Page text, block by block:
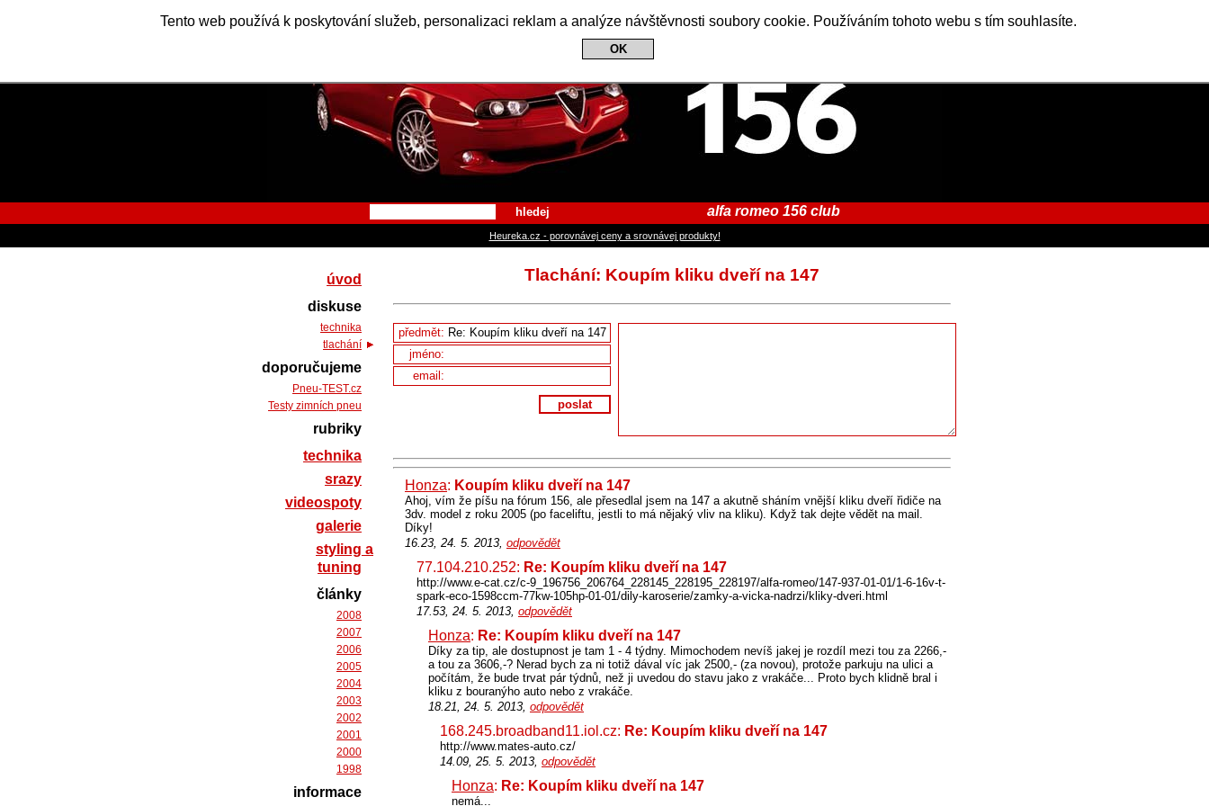
Tento web používá k poskytování služeb, personalizaci reklam a analýze návštěvnosti soubory cookie. Používáním tohoto webu s tím souhlasíte.
OK
Alfa Romeo 156 Club
hledej alfa romeo 156 club
Heureka.cz - porovnávej ceny a srovnávej produkty!
Tlachání: Koupím kliku dveří na 147
předmět:
jméno:
email:
poslat
Honza: Koupím kliku dveří na 147
Ahoj, vím že píšu na fórum 156, ale přesedlal jsem na 147 a akutně sháním vnější kliku dveří řidiče na
3dv. model z roku 2005 (po faceliftu, jestli to má nějaký vliv na kliku). Když tak dejte vědět na mail.
Díky!
16.23, 24. 5. 2013, odpovědět
77.104.210.252: Re: Koupím kliku dveří na 147
http://www.e-cat.cz/c-9_196756_206764_228145_228195_228197/alfa-romeo/147-937-01-01/1-6-16v-t-
spark-eco-1598ccm-77kw-105hp-01-01/dily-karoserie/zamky-a-vicka-nadrzi/kliky-dveri.html
17.53, 24. 5. 2013, odpovědět
Honza: Re: Koupím kliku dveří na 147
Díky za tip, ale dostupnost je tam 1 - 4 týdny. Mimochodem nevíš jakej je rozdíl mezi tou za 2266,-
a tou za 3606,-? Nerad bych za ni totiž dával víc jak 2500,- (za novou), protože parkuju na ulici a
počítám, že bude trvat pár týdnů, než ji uvedou do stavu jako z vrakáče... Proto bych klidně bral i
kliku z bouranýho auto nebo z vrakáče.
18.21, 24. 5. 2013, odpovědět
168.245.broadband11.iol.cz: Re: Koupím kliku dveří na 147
http://www.mates-auto.cz/
14.09, 25. 5. 2013, odpovědět
Honza: Re: Koupím kliku dveří na 147
nemá...
úvod
diskuse
technika
tlachání
doporučujeme
Pneu-TEST.cz
Testy zimních pneu
rubriky
technika
srazy
videospoty
galerie
styling a
tuning
články
2008
2007
2006
2005
2004
2003
2002
2001
2000
1998
informace